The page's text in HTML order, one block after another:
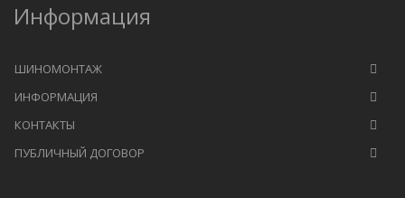
Информация
ШИНОМОНТАЖ
ИНФОРМАЦИЯ
КОНТАКТЫ
ПУБЛИЧНЫЙ ДОГОВОР